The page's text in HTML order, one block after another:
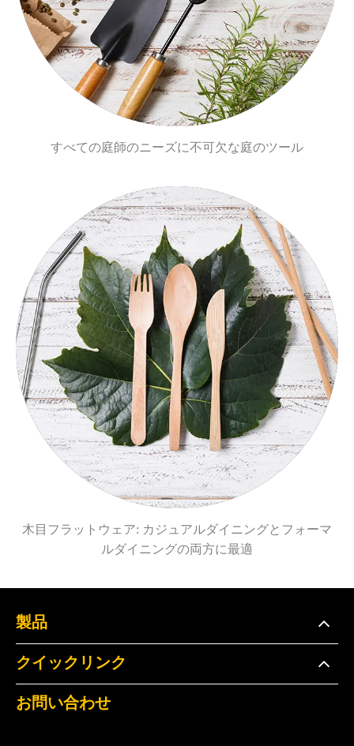
すべての庭師のニーズに不可欠な庭のツール
木目フラットウェア: カジュアルダイニングとフォーマ
ルダイニングの両方に最適
製品
クイックリンク
お問い合わせ